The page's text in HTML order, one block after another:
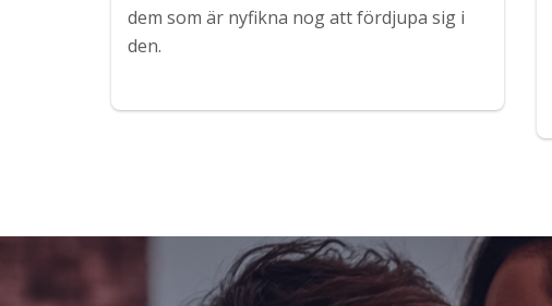
dem som är nyfikna nog att fördjupa sig i
den.